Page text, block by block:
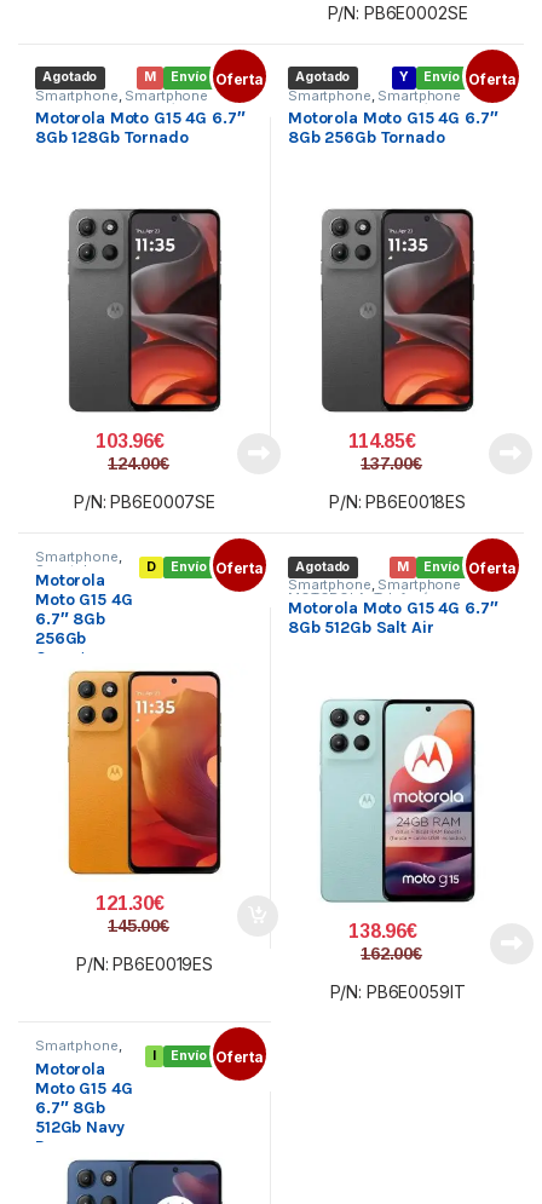
P/N: PB6E0002SE
Envío gratis
M
Agotado Oferta
Smartphone Smartphone
MOTOROLA ,Telefonía
Motorola Moto G15 4G 6.7″
8Gb 128Gb Tornado
103.96€
124.00€
P/N: PB6E0007SE
Envío gratis
Y
Agotado Oferta
Smartphone Smartphone
MOTOROLA ,Telefonía
Motorola Moto G15 4G 6.7″
8Gb 256Gb Tornado
114.85€
137.00€
P/N: PB6E0018ES
Envío gratis
D Oferta
Smartphone,
Smartphone
MOTOROLA
Telefonía
Motorola
Moto G15 4G
6.7″ 8Gb
256Gb
Orange
121.30€
145.00€
P/N: PB6E0019ES
Envío gratis
M
Agotado Oferta
Smartphone, Smartphone
MOTOROLA Telefonía
Motorola Moto G15 4G 6.7″
8Gb 512Gb Salt Air
138.96€
162.00€
P/N: PB6E0059IT
Envío gratis
Oferta
Smartphone,
Smartphone
MOTOROLA
Telefonía
Motorola
Moto G15 4G
6.7″ 8Gb
512Gb Navy
Peony